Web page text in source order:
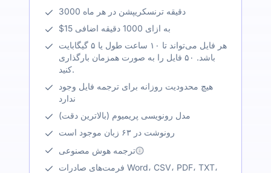
3000 دقیقه ترنسکریپشن در هر ماه
$15 به ازای 1000 دقیقه اضافی
هر فایل می‌تواند تا ۱۰ ساعت طول یا ۵ گیگابایت
باشد. ۵۰ فایل را به صورت همزمان بارگذاری
کنید.
هیچ محدودیت روزانه برای ترجمه فایل وجود
ندارد
مدل رونویسی پریمیوم (بالاترین دقت)
رونوشت در ۶۳ زبان موجود است
ترجمه هوش مصنوعی
فرمت‌های صادرات Word، CSV، PDF، TXT،